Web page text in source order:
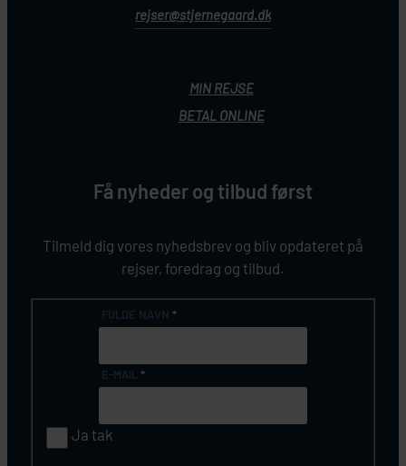
rejser@stjernegaard.dk
MIN REJSE
BETAL ONLINE
Få nyheder og tilbud først
Tilmeld dig vores nyhedsbrev og bliv opdateret på
rejser, foredrag og tilbud.
*
*
Ja tak